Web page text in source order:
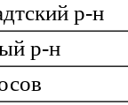
р-н
р-н